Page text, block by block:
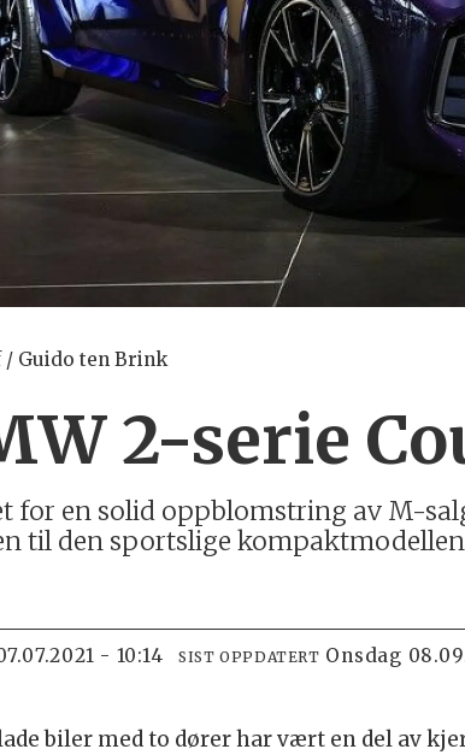
/ Guido ten Brink
2-serie
for en solid oppblomstring av M-
til den sportslige
- 10:14 SIST OPPDATERT onsdag
biler med to dører har vært en del av